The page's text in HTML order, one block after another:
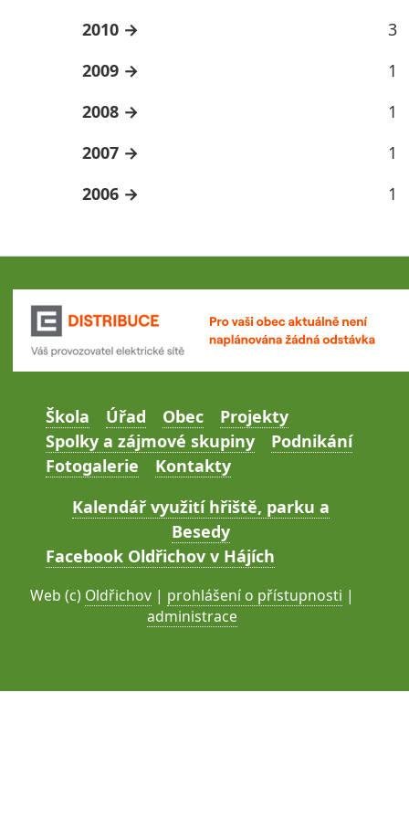
2010
3
2009
1
2008
1
2007
1
2006
1
Škola Úřad Obec
Projekty
Spolky a zájmové skupiny
Podnikání
Fotogalerie
Kontakty
Kalendář využití hřiště, parku a
Besedy
Facebook Oldřichov v Hájích
Web (c) Oldřichov | prohlášení o přístupnosti |
administrace